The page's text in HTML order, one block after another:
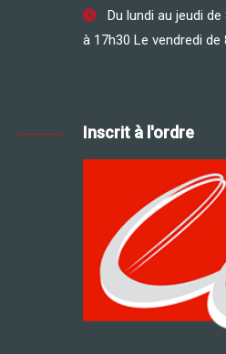
Du lundi au jeudi
à 17h30 Le vendredi de
Inscrit à l'ordre